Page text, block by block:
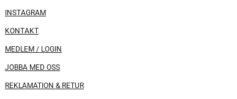
INSTAGRAM
KONTAKT
MEDLEM / LOGIN
JOBBA MED OSS
REKLAMATION & RETUR